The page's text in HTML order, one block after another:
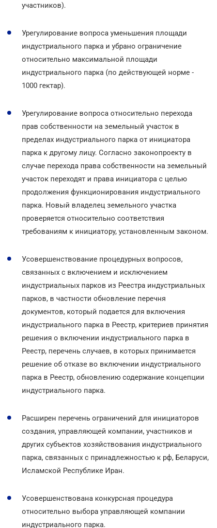
участников).
Урегулирование вопроса уменьшения площади
индустриального парка и убрано ограничение
относительно максимальной площади
индустриального парка (по действующей норме -
1000 гектар).
Урегулирование вопроса относительно перехода
прав собственности на земельный участок в
пределах индустриального парка от инициатора
парка к другому лицу. Согласно законопроекту в
случае перехода права собственности на земельный
участок переходят и права инициатора с целью
продолжения функционирования индустриального
парка. Новый владелец земельного участка
проверяется относительно соответствия
требованиям к инициатору, установленным законом.
Усовершенствование процедурных вопросов,
связанных с включением и исключением
индустриальных парков из Реестра индустриальных
парков, в частности обновление перечня
документов, который подается для включения
индустриального парка в Реестр, критериев принятия
решения о включении индустриального парка в
Реестр, перечень случаев, в которых принимается
решение об отказе во включении индустриального
парка в Реестр, обновлению содержание концепции
индустриального парка.
Расширен перечень ограничений для инициаторов
создания, управляющей компании, участников и
других субъектов хозяйствования индустриального
парка, связанных с принадлежностью к рф, Беларуси,
Исламской Республике Иран.
Усовершенствована конкурсная процедура
относительно выбора управляющей компании
индустриального парка.